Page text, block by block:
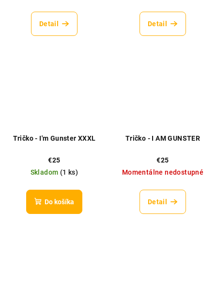
Detail Detail
Tričko - I'm Gunster XXXL
€25
Skladom (1 ks)
Do košíka
Tričko - I AM GUNSTER
€25
Momentálne nedostupné
Detail